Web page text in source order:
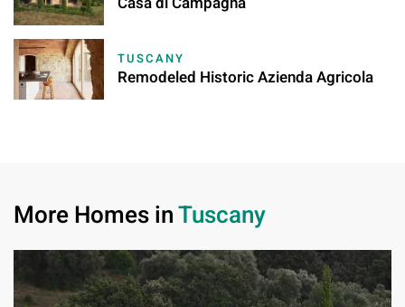
TUSCANY
Remodeled Historic Azienda Agricola
More Homes inTuscany